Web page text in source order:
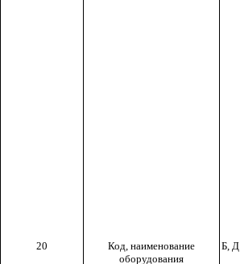
20
Код, наименование
оборудования
Б, Д